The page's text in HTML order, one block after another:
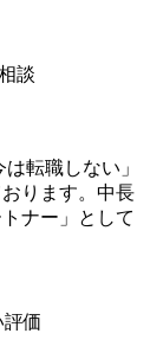
知見と最新の
創造の取り組
回1day選考対
ンサルタント
ルタント(ECM/
ECMデータ・
Unit(Strategy
(SCS SUオー
の会社説明な
ます ※1名あた
定しています
いよう調整して
ます オンライ
、戦略コンサ
会にぜひご応
ます ・8月21
初回プログラ
フィス(六本木)
事会、プロジ
を実施します
実施する予定で
ます 初回プロ
スのみのご応
募はお受けい
ムでの職務経
談
転職しない」
ります。中長
ナー」として
価